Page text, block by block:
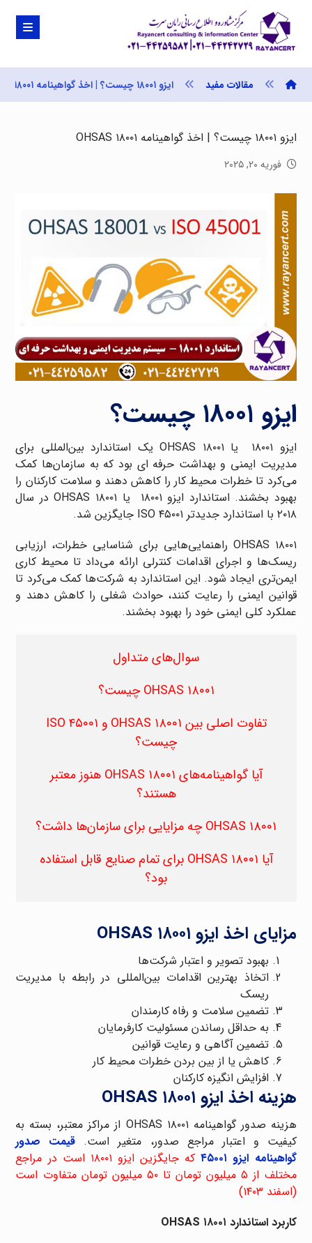
مقالات مفید ایزو ۱۸۰۰۱ چیست؟ | اخذ گواهینامه OHSAS ۱۸۰۰۱
ایزو ۱۸۰۰۱ چیست؟ | اخذ گواهینامه OHSAS ۱۸۰۰۱
فوریه ۲۰, ۲۰۲۵
ایزو ۱۸۰۰۱ چیست؟
ایزو ۱۸۰۰۱ یا OHSAS ۱۸۰۰۱ یک استاندارد بین‌المللی برای
مدیریت ایمنی و بهداشت حرفه ای بود که به سازمان‌ها کمک
می‌کرد تا خطرات محیط کار را کاهش دهند و سلامت کارکنان را
بهبود بخشند. استاندارد ایزو ۱۸۰۰۱ یا OHSAS ۱۸۰۰۱ در سال
۲۰۱۸ با استاندارد جدیدتر ISO ۴۵۰۰۱ جایگزین شد.
OHSAS ۱۸۰۰۱ راهنمایی‌هایی برای شناسایی خطرات، ارزیابی
ریسک‌ها و اجرای اقدامات کنترلی ارائه می‌داد تا محیط کاری
ایمن‌تری ایجاد شود. این استاندارد به شرکت‌ها کمک می‌کرد تا
قوانین ایمنی را رعایت کنند، حوادث شغلی را کاهش دهند و
عملکرد کلی ایمنی خود را بهبود بخشند.
سوال‌های متداول
OHSAS ۱۸۰۰۱ چیست؟
تفاوت اصلی بین OHSAS ۱۸۰۰۱ و ISO ۴۵۰۰۱
چیست؟
آیا گواهینامه‌های OHSAS ۱۸۰۰۱ هنوز معتبر
هستند؟
OHSAS ۱۸۰۰۱ چه مزایایی برای سازمان‌ها داشت؟
آیا OHSAS ۱۸۰۰۱ برای تمام صنایع قابل استفاده
بود؟
مزایای اخذ ایزو OHSAS ۱۸۰۰۱
بهبود تصویر و اعتبار شرکت‌ها
اتخاذ بهترین اقدامات بین‌المللی در رابطه با مدیریت
ریسک
تضمین سلامت و رفاه کارمندان
به حداقل رساندن مسئولیت کارفرمایان
تضمین آگاهی و رعایت قوانین
کاهش یا از بین بردن خطرات محیط کار
افزایش انگیزه کارکنان
هزینه اخذ ایزو OHSAS ۱۸۰۰۱
هزینه صدور گواهینامه OHSAS ۱۸۰۰۱ از مراکز معتبر، بسته به
کیفیت و اعتبار مراجع صدور، متغیر است. قیمت صدور
گواهینامه ایزو ۴۵۰۰۱
که جایگزین ایزو ۱۸۰۰۱ است در مراجع
مختلف از ۵ میلیون تومان تا ۵۰ میلیون تومان متفاوت است
(اسفند ۱۴۰۳)
کاربرد استاندارد OHSAS ۱۸۰۰۱